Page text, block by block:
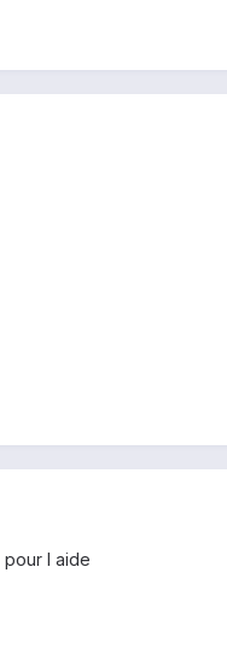
pour l aide